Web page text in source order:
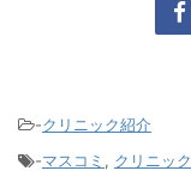
-クリニック紹介
-マスコミ , クリニック